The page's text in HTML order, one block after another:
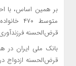
بر همین اساس، با
متوسط
قرض‌الحسنه